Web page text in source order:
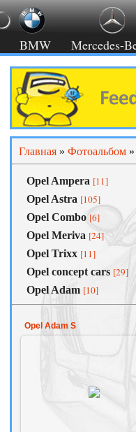
BMW Mercedes-
Главная » Фотоальбом
Opel Ampera [11]
Opel Astra [105]
Opel Combo [6]
Opel Meriva [24]
Opel Trixx [11]
Opel concept cars [29]
Opel Adam [10]
Opel Adam S
Еще одно обновленное
компактное авто Opel